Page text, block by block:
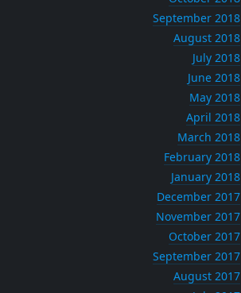
September 2018
August 2018
July 2018
June 2018
May 2018
April 2018
March 2018
February 2018
January 2018
December 2017
November 2017
October 2017
September 2017
August 2017